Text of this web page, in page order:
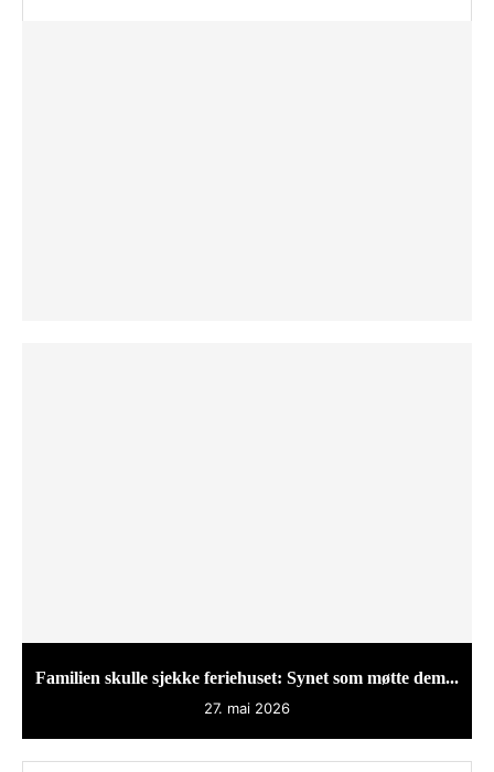
Familien skulle sjekke feriehuset: Synet som møtte dem...
27. mai 2026